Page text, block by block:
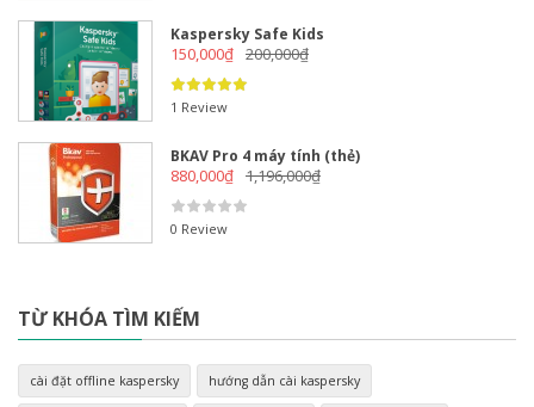
Kaspersky Safe Kids
200,000₫
150,000₫
1 Review
BKAV Pro 4 máy tính (thẻ)
1,196,000₫
880,000₫
0 Review
TỪ KHÓA TÌM KIẾM
cài đặt offline kaspersky hướng dẫn cài kaspersky